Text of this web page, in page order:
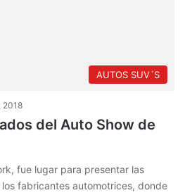
AUTOS SUV´S
2018
del Auto Show de
fue lugar para presentar las
fabricantes automotrices, donde